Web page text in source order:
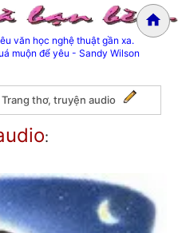
văn học nghệ thuật gần xa.
muộn để yêu - Sandy Wilson
Trang thơ, truyện audio
audio
: